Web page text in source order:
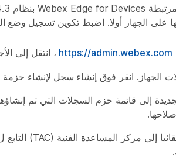
على الجهاز أولا. اضبط تكوين تسجيل وضع
https://admin.webex.com ، انتقل إلى
الجهاز. انقر فوق إنشاء سجل لإنشاء
إلى قائمة حزم السجلات التي تم